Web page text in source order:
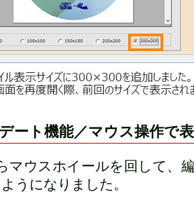
ート機能／マウス操作で
マウスホイールを回して、
うになりました。